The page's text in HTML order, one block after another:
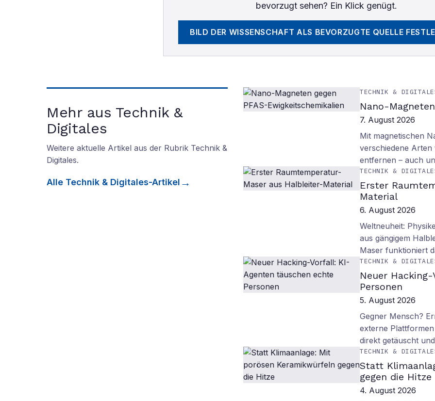
bevorzugt sehen? Ein Klick genügt.
BILD DER WISSENSCHAFT ALS BEVORZUGTE QUELLE
Mehr aus Technik &
Digitales
Weitere aktuelle Artikel aus der Rubrik Technik &
Digitales.
Alle Technik & Digitales-Artikel
TECHNIK &
Nano-
7. August 2026
Mit magnetischen
verschiedene Arten
entfernen – auch
TECHNIK &
Erster
Material
6. August 2026
Weltneuheit:
aus gängigem
Maser funktioniert
TECHNIK &
Neuer
Personen
5. August 2026
Gegner Mensch?
externe
direkt getäuscht
TECHNIK &
Statt
gegen die Hitze
4. August 2026